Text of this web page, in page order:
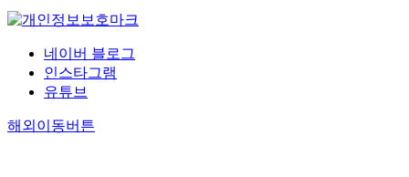
네이버 블로그
인스타그램
유튜브
해외이동버튼